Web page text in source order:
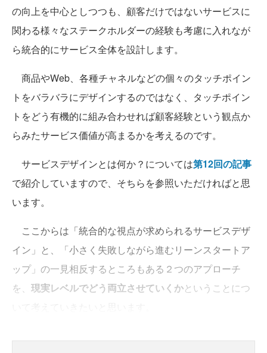
の向上を中心としつつも、顧客だけではないサービスに
関わる様々なステークホルダーの経験も考慮に入れなが
ら統合的にサービス全体を設計します。
商品やWeb、各種チャネルなどの個々のタッチポイン
トをバラバラにデザインするのではなく、タッチポイン
トをどう有機的に組み合わせれば顧客経験という観点か
らみたサービス価値が高まるかを考えるのです。
サービスデザインとは何か？については第12回の記事
で紹介していますので、そちらを参照いただければと思
います。
ここからは「統合的な視点が求められるサービスデザ
イン」と、「小さく失敗しながら進むリーンスタートア
ップ」の一見相反するところもある２つのアプローチ
を、 現実レベルでどう両立させていくかということにつ